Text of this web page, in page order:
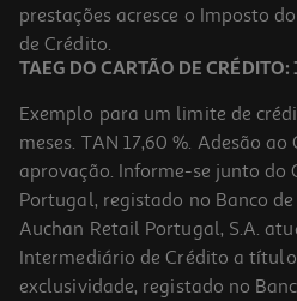
25,99 €
prestações acresce o Imposto
de Crédito.
TAEG DO CARTÃO DE CRÉDITO:
Exemplo para um limite de
meses. TAN 17,60 %. Adesão
aprovação. Informe-se junto do
Portugal, registado no Banco
Auchan Retail Portugal, S.A.
Intermediário de Crédito a
exclusividade, registado no